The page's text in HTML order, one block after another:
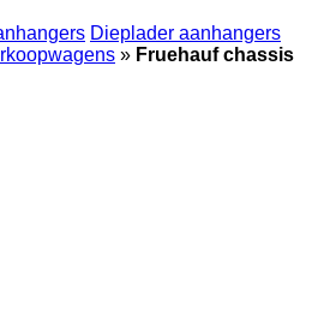
Dieplader aanhangers
» Fruehauf chassis